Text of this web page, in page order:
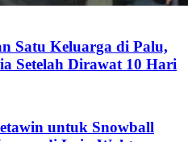
Satu Keluarga di Palu,
Setelah Dirawat 10 Hari
untuk Snowball